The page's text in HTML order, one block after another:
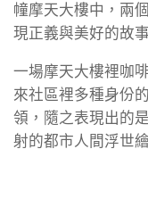
幢摩天大樓中，兩
現正義與美好的故
一場摩天大樓裡咖
來社區裡多種身份
領，隨之表現出的
射的都市人間浮世